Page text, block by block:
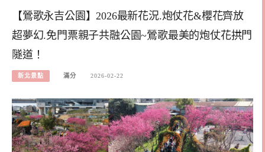
【鶯歌永吉公園】2026最新花況.炮仗花&櫻花齊放
超夢幻.免門票親子共融公園~鶯歌最美的炮仗花拱門
隧道！
新北景點 滿分 2026-02-22